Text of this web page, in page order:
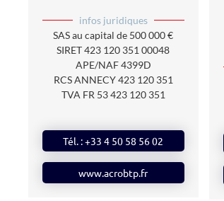
infos juridiques
SASau capital de 500 000 €
SIRET423 120 351 00048
APE/NAF4399D
RCSANNECY 423 120 351
TVA FR 53 423 120 351
Tél. : +33 4 50 58 56 02
www.acrobtp.fr